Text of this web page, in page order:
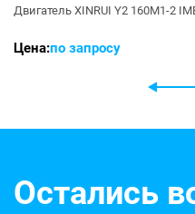
Двигатель XINRUI Y2 160M1-2
Цена:по запросу
Остались